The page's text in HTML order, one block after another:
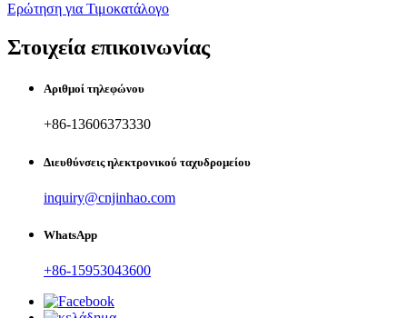
Ερώτηση για Τιμοκατάλογο
Στοιχεία επικοινωνίας
Αριθμοί τηλεφώνου
+86-13606373330
Διευθύνσεις ηλεκτρονικού ταχυδρομείου
inquiry@cnjinhao.com
WhatsApp
+86-15953043600